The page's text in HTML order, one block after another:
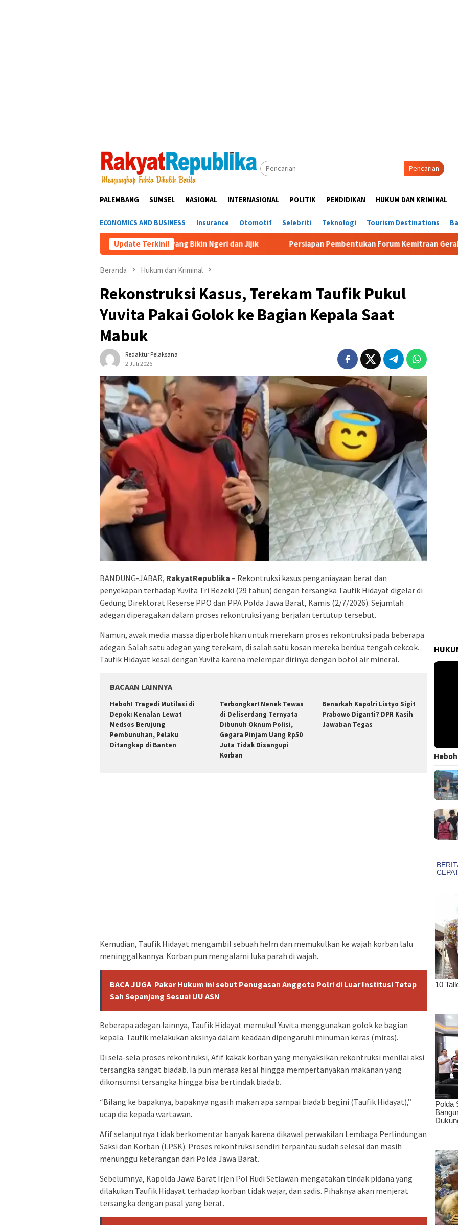
Pencarian
PALEMBANG SUMSEL NASIONAL INTERNASIONAL POLITIK PENDIDIKAN HUKUM DAN KRIMINAL
ECONOMICS AND BUSINESS Insurance Otomotif Selebriti Teknologi Tourism Destinations
Update Terkini!
Ustadz dan Santriwati yang Bikin Ngeri dan Jijik Persiapan Pembentukan Forum Kemitraan Gerakan Sumsel Mandiri
Beranda Hukum dan Kriminal
Rekonstruksi Kasus, Terekam Taufik Pukul
Yuvita Pakai Golok ke Bagian Kepala Saat
Mabuk
Redaktur Pelaksana
2 Juli 2026
BANDUNG-JABAR, RakyatRepublika – Rekontruksi kasus penganiayaan berat dan
penyekapan terhadap Yuvita Tri Rezeki (29 tahun) dengan tersangka Taufik Hidayat digelar di
Gedung Direktorat Reserse PPO dan PPA Polda Jawa Barat, Kamis (2/7/2026). Sejumlah
adegan diperagakan dalam proses rekontruksi yang berjalan tertutup tersebut.
Namun, awak media massa diperbolehkan untuk merekam proses rekontruksi pada beberapa
adegan. Salah satu adegan yang terekam, di salah satu kosan mereka berdua tengah cekcok.
Taufik Hidayat kesal dengan Yuvita karena melempar dirinya dengan botol air mineral.
BACAAN LAINNYA
Heboh! Tragedi Mutilasi di
Depok: Kenalan Lewat
Medsos Berujung
Pembunuhan, Pelaku
Ditangkap di Banten
Terbongkar! Nenek Tewas
di Deliserdang Ternyata
Dibunuh Oknum Polisi,
Gegara Pinjam Uang Rp50
Juta Tidak Disangupi
Korban
Benarkah Kapolri Listyo Sigit
Prabowo Diganti? DPR Kasih
Jawaban Tegas
Kemudian, Taufik Hidayat mengambil sebuah helm dan memukulkan ke wajah korban lalu
meninggalkannya. Korban pun mengalami luka parah di wajah.
BACA JUGA Pakar Hukum ini sebut Penugasan Anggota Polri di Luar Institusi Tetap
Sah Sepanjang Sesuai UU ASN
Beberapa adegan lainnya, Taufik Hidayat memukul Yuvita menggunakan golok ke bagian
kepala. Taufik melakukan aksinya dalam keadaan dipengaruhi minuman keras (miras).
Di sela-sela proses rekontruksi, Afif kakak korban yang menyaksikan rekontruksi menilai aksi
tersangka sangat biadab. Ia pun merasa kesal hingga mempertanyakan makanan yang
dikonsumsi tersangka hingga bisa bertindak biadab.
“Bilang ke bapaknya, bapaknya ngasih makan apa sampai biadab begini (Taufik Hidayat),”
ucap dia kepada wartawan.
Afif selanjutnya tidak berkomentar banyak karena dikawal perwakilan Lembaga Perlindungan
Saksi dan Korban (LPSK). Proses rekontruksi sendiri terpantau sudah selesai dan masih
menunggu keterangan dari Polda Jawa Barat.
Sebelumnya, Kapolda Jawa Barat Irjen Pol Rudi Setiawan mengatakan tindak pidana yang
dilakukan Taufik Hidayat terhadap korban tidak wajar, dan sadis. Pihaknya akan menjerat
tersangka dengan pasal yang berat.